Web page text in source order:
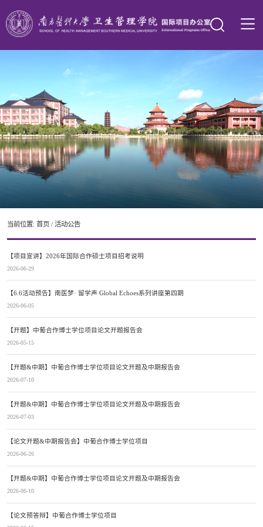
当前位置: 首页/ 活动公告
【项目宣讲】2026年国际合作硕士项目招考说明
2026-06-29
【6.6活动预告】南医梦· 留学声 Global Echoes系列讲座第四期
2026-06-05
【开题】中葡合作博士学位项目论文开题报告会
2026-05-15
【开题&中期】中葡合作博士学位项目论文开题及中期报告会
2026-07-10
【开题&中期】中葡合作博士学位项目论文开题及中期报告会
2026-07-03
【论文开题&中期报告会】中葡合作博士学位项目
2026-06-26
【开题&中期】中葡合作博士学位项目论文开题及中期报告会
2026-06-10
【论文预答辩】中葡合作博士学位项目